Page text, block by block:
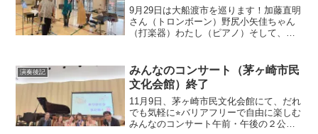
9月29日は大船渡市を巡ります！加藤直明
さん（トロンボーン）野尻小矢佳ちゃん
（打楽器）わたし（ピアノ）そして、大
みなさんとナイスなリアクションで一緒
に盛り上げてくれまし...
演奏後記
みんなのコンサート（茅ヶ崎市民
文化会館）終了
11月9日、茅ヶ崎市民文化会館にて、だれ
でも気軽に⭐︎バリアフリーで自由に楽しむ
みんなのコンサート午前・午後の２公演